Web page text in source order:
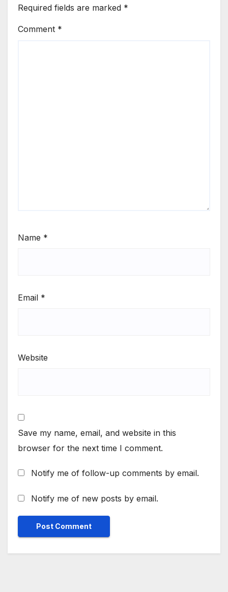
Required fields are marked *
Comment *
Name *
Email *
Website
Save my name, email, and website in this
browser for the next time I comment.
Notify me of follow-up comments by email.
Notify me of new posts by email.